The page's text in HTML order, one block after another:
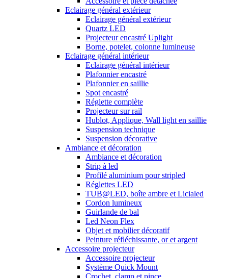
Eclairage général extérieur
Eclairage général extérieur
Quartz LED
Projecteur encastré Uplight
Borne, potelet, colonne lumineuse
Eclairage général intérieur
Eclairage général intérieur
Plafonnier encastré
Plafonnier en saillie
Spot encastré
Réglette complète
Projecteur sur rail
Hublot, Applique, Wall light en saillie
Suspension technique
Suspension décorative
Ambiance et décoration
Ambiance et décoration
Strip à led
Profilé aluminium pour stripled
Réglettes LED
TUB@LED, boîte ambre et Licialed
Cordon lumineux
Guirlande de bal
Led Neon Flex
Objet et mobilier décoratif
Peinture réfléchissante, or et argent
Accessoire projecteur
Accessoire projecteur
Système Quick Mount
Crochet, clamp et pince